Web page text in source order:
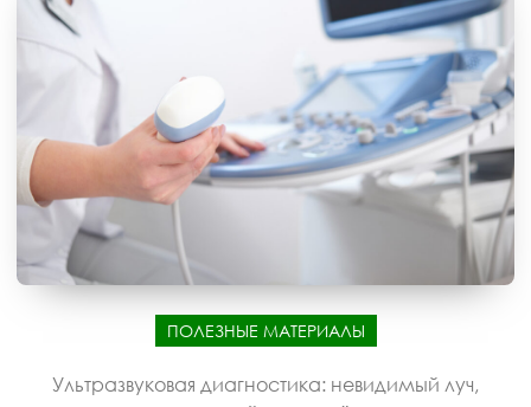
ПОЛЕЗНЫЕ МАТЕРИАЛЫ
Ультразвуковая диагностика: невидимый луч,